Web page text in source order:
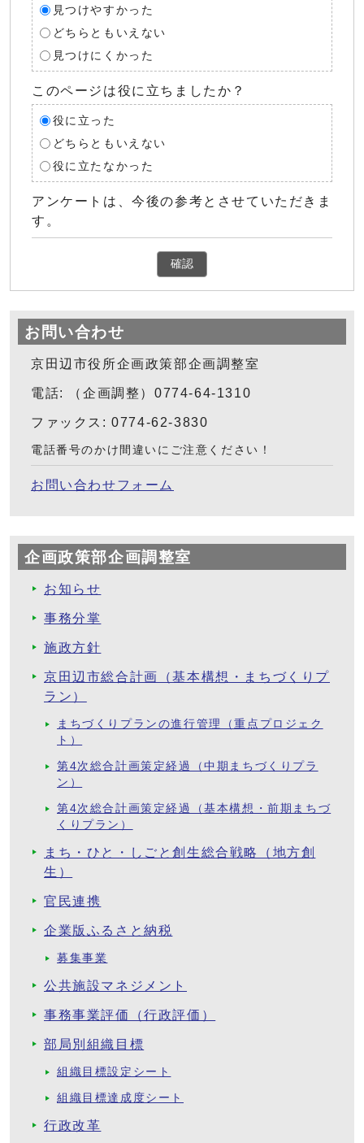
見つけやすかった
どちらともいえない
見つけにくかった
このページは役に立ちましたか？
役に立った
どちらともいえない
役に立たなかった
アンケートは、今後の参考とさせていただきま
す。
確認
お問い合わせ
京田辺市役所企画政策部企画調整室
電話: （企画調整）0774-64-1310
ファックス: 0774-62-3830
電話番号のかけ間違いにご注意ください！
お問い合わせフォーム
企画政策部企画調整室
お知らせ
事務分掌
施政方針
京田辺市総合計画（基本構想・まちづくりプ
ラン）
まちづくりプランの進行管理（重点プロジェク
ト）
第4次総合計画策定経過（中期まちづくりプラ
ン）
第4次総合計画策定経過（基本構想・前期まちづ
くりプラン）
まち・ひと・しごと創生総合戦略（地方創
生）
官民連携
企業版ふるさと納税
募集事業
公共施設マネジメント
事務事業評価（行政評価）
部局別組織目標
組織目標設定シート
組織目標達成度シート
行政改革